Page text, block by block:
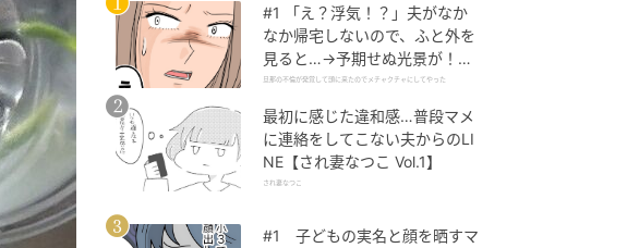
#1 「え？浮気！？」夫がなか
なか帰宅しないので、ふと外を
見ると…→予期せぬ光景が！｜
旦那の不倫が発覚して頭に来た
旦那の不倫が発覚して頭に来たのでメチャクチャにしてやった
最初に感じた違和感…普段マメ
に連絡をしてこない夫からのLI
NE【され妻なつこ Vol.1】
され妻なつこ
#1 子どもの実名と顔を晒すマ